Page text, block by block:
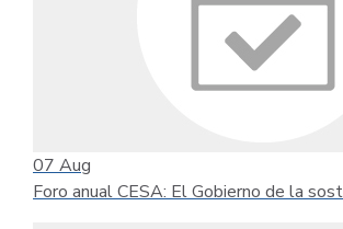
07 Aug
Foro anual CESA: El Gobierno de la